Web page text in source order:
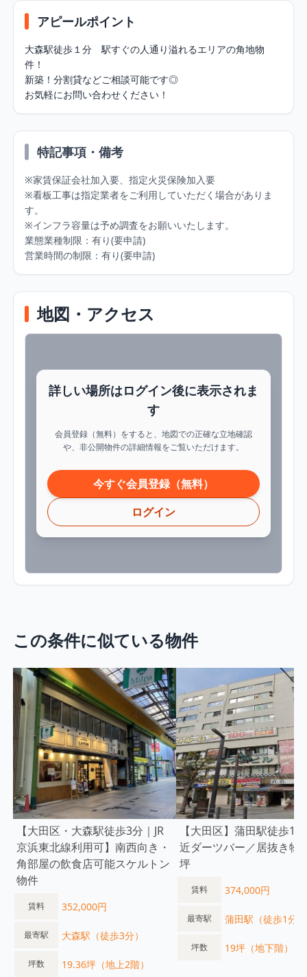
アピールポイント
大森駅徒歩１分　駅すぐの人通り溢れるエリアの角地物
件！
新築！分割貸などご相談可能です◎
お気軽にお問い合わせください！
特記事項・備考
※家賃保証会社加入要、指定火災保険加入要
※看板工事は指定業者をご利用していただく場合がありま
す。
※インフラ容量は予め調査をお願いいたします。
業態業種制限：有り(要申請)
営業時間の制限：有り(要申請)
地図・アクセス
詳しい場所はログイン後に表示されま
す
会員登録（無料）をすると、地図での正確な立地確認
や、非公開物件の詳細情報をご覧いただけます。
今すぐ会員登録（無料）
ログイン
この条件に似ている物件
【大田区・大森駅徒歩3分｜JR
京浜東北線利用可】南西向き・
角部屋の飲食店可能スケルトン
物件
賃料 352,000円
最寄駅 大森駅（徒歩3分）
坪数 19.36坪（地上2階）
【大田区】蒲田駅徒歩1
近ダーツバー／居抜き物
坪
賃料 374,000円
最寄駅 蒲田駅（徒歩1分）
坪数 19坪（地下階）